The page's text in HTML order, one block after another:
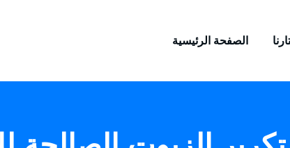
الصفحة الرئيسية